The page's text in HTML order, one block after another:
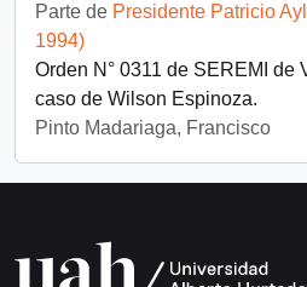
Parte de Presidente Patricio
1994)
Orden N° 0311 de SEREMI de
caso de Wilson Espinoza.
Pinto Madariaga, Francisco